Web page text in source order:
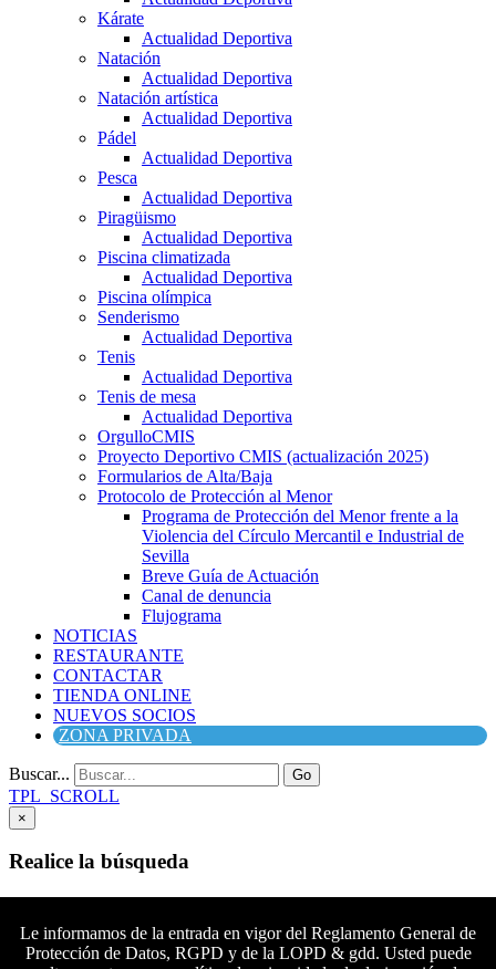
Kárate
Actualidad Deportiva
Natación
Actualidad Deportiva
Natación artística
Actualidad Deportiva
Pádel
Actualidad Deportiva
Pesca
Actualidad Deportiva
Piragüismo
Actualidad Deportiva
Piscina climatizada
Actualidad Deportiva
Piscina olímpica
Senderismo
Actualidad Deportiva
Tenis
Actualidad Deportiva
Tenis de mesa
Actualidad Deportiva
OrgulloCMIS
Proyecto Deportivo CMIS (actualización 2025)
Formularios de Alta/Baja
Protocolo de Protección al Menor
Programa de Protección del Menor frente a la
Violencia del Círculo Mercantil e Industrial de
Sevilla
Breve Guía de Actuación
Canal de denuncia
Flujograma
NOTICIAS
RESTAURANTE
CONTACTAR
TIENDA ONLINE
NUEVOS SOCIOS
ZONA PRIVADA
Buscar... Go
TPL_SCROLL
×
Realice la búsqueda
Buscar
Le informamos de la entrada en vigor del Reglamento General de
Protección de Datos, RGPD y de la LOPD & gdd. Usted puede